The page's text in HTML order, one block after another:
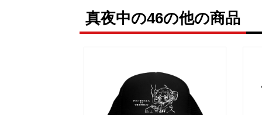
真夜中の46の他の商品